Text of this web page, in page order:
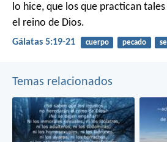
lo hice, que los que practican
el reino de Dios.
Gálatas 5:19-21 cuerpo pecado
Temas relacionados